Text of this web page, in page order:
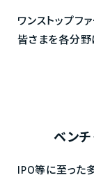
ワンストップフ
皆さまを各分野
ベン
IPO等に至った